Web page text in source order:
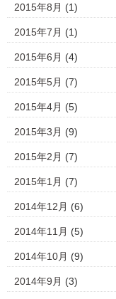
2015年8月 (1)
2015年7月 (1)
2015年6月 (4)
2015年5月 (7)
2015年4月 (5)
2015年3月 (9)
2015年2月 (7)
2015年1月 (7)
2014年12月 (6)
2014年11月 (5)
2014年10月 (9)
2014年9月 (3)